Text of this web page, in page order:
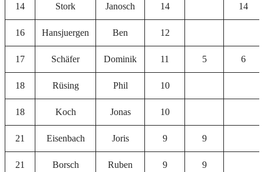
14 Stork Janosch 14 14
16 Hansjuergen Ben 12
17 Schäfer Dominik 11 5 6
18 Rüsing Phil 10
18 Koch Jonas 10
21 Eisenbach Joris 9 9
21 Borsch Ruben 9 9